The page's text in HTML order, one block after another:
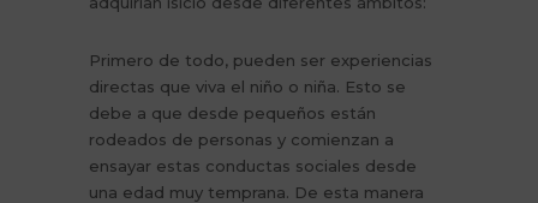
Primero de todo, pueden ser experiencias
directas que viva el niño o niña. Esto se
debe a que desde pequeños están
rodeados de personas y comienzan a
ensayar estas conductas sociales desde
una edad muy temprana. De esta manera